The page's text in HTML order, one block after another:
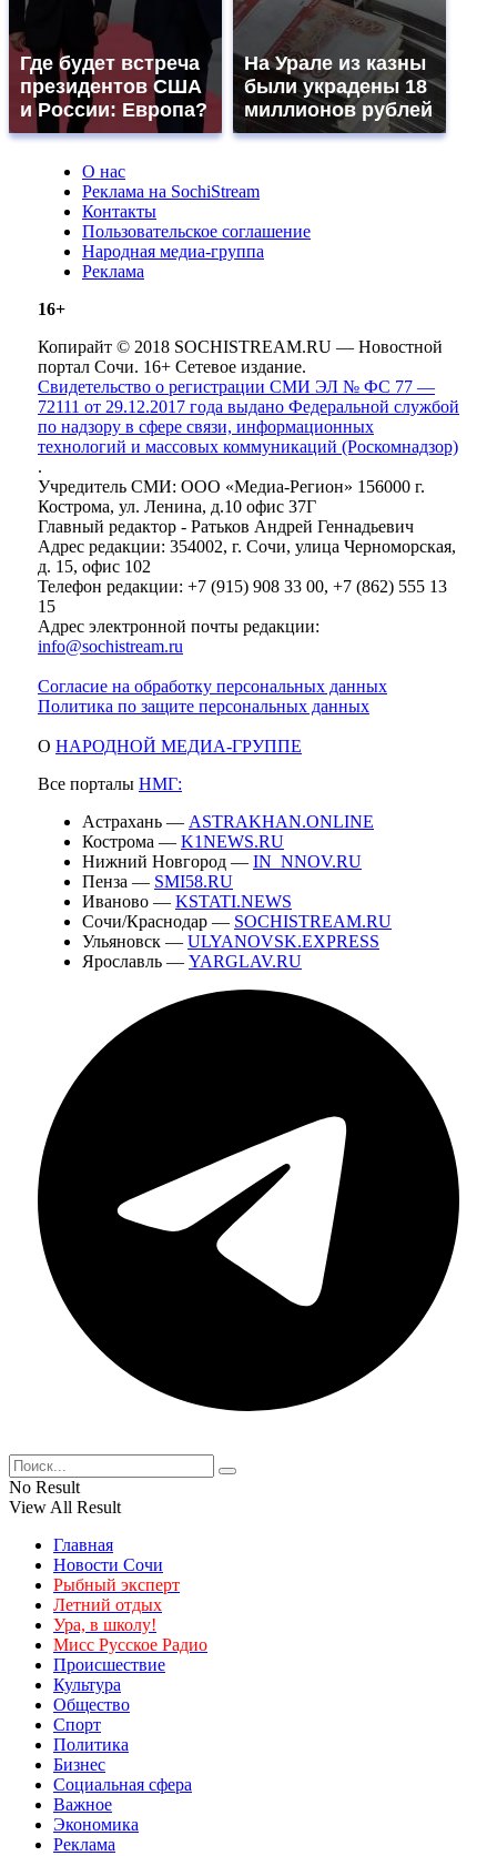
Где будет встреча
президентов США
и России: Европа?
На Урале из казны
были украдены 18
миллионов рублей
О нас
Реклама на SochiStream
Контакты
Пользовательское соглашение
Народная медиа-группа
Реклама
16+
Копирайт © 2018 SOCHISTREAM.RU — Новостной
портал Сочи. 16+ Сетевое издание.
Свидетельство о регистрации СМИ ЭЛ № ФС 77 —
72111 от 29.12.2017 года выдано Федеральной службой
по надзору в сфере связи, информационных
технологий и массовых коммуникаций (Роскомнадзор)
.
Учредитель СМИ: ООО «Медиа-Регион» 156000 г.
Кострома, ул. Ленина, д.10 офис 37Г
Главный редактор - Ратьков Андрей Геннадьевич
Адрес редакции: 354002, г. Сочи, улица Черноморская,
д. 15, офис 102
Телефон редакции: +7 (915) 908 33 00, +7 (862) 555 13
15
Адрес электронной почты редакции:
info@sochistream.ru
Согласие на обработку персональных данных
Политика по защите персональных данных
О НАРОДНОЙ МЕДИА-ГРУППЕ
Все порталы НМГ:
Астрахань — ASTRAKHAN.ONLINE
Кострома — K1NEWS.RU
Нижний Новгород — IN_NNOV.RU
Пенза — SMI58.RU
Иваново — KSTATI.NEWS
Сочи/Краснодар — SOCHISTREAM.RU
Ульяновск — ULYANOVSK.EXPRESS
Ярославль — YARGLAV.RU
No Result
View All Result
Главная
Новости Сочи
Рыбный эксперт
Летний отдых
Ура, в школу!
Мисс Русское Радио
Происшествие
Культура
Общество
Спорт
Политика
Бизнес
Социальная сфера
Важное
Экономика
Реклама